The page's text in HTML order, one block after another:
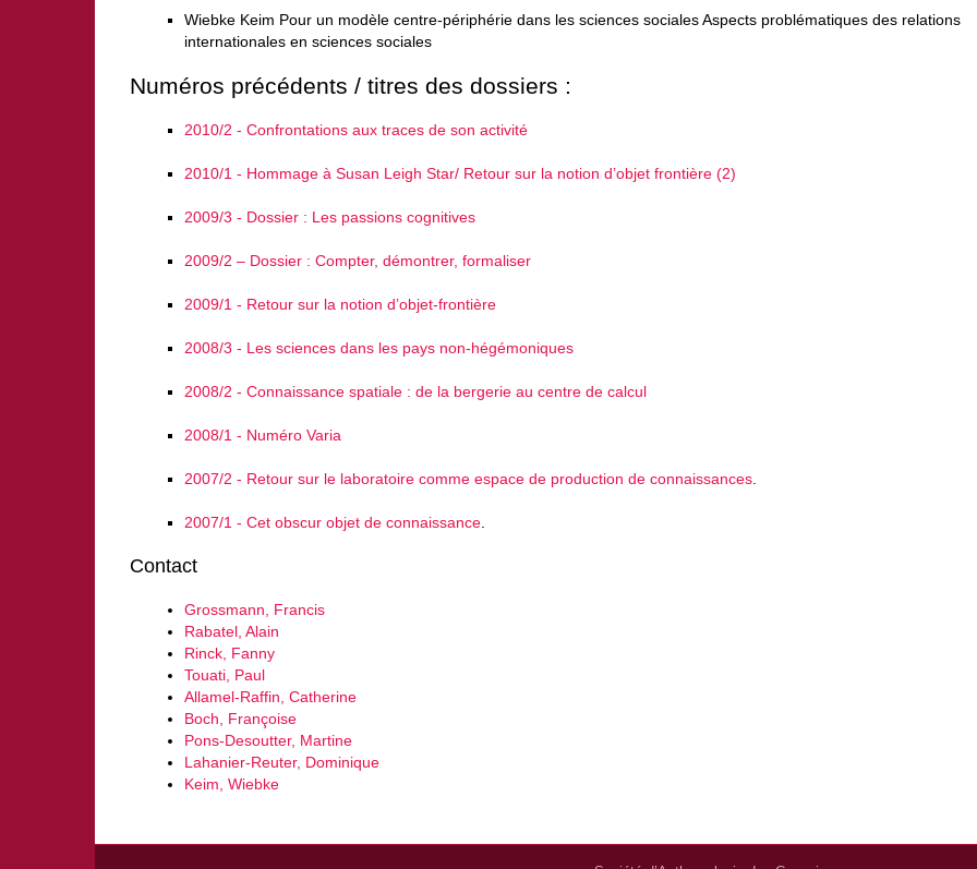
Wiebke Keim Pour un modèle centre-périphérie dans les sciences sociales Aspects problématiques des relations
internationales en sciences sociales
Numéros précédents / titres des dossiers :
2010/2 - Confrontations aux traces de son activité
2010/1 - Hommage à Susan Leigh Star/ Retour sur la notion d’objet frontière (2)
2009/3 - Dossier : Les passions cognitives
2009/2 – Dossier : Compter, démontrer, formaliser
2009/1 - Retour sur la notion d’objet-frontière
2008/3 - Les sciences dans les pays non-hégémoniques
2008/2 - Connaissance spatiale : de la bergerie au centre de calcul
2008/1 - Numéro Varia
2007/2 - Retour sur le laboratoire comme espace de production de connaissances
2007/1 - Cet obscur objet de connaissance
Contact
Grossmann, Francis
Rabatel, Alain
Rinck, Fanny
Touati, Paul
Allamel-Raffin, Catherine
Boch, Françoise
Pons-Desoutter, Martine
Lahanier-Reuter, Dominique
Keim, Wiebke